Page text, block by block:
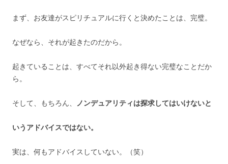
まず、お友達がスピリチュアルに行くと決めたことは、完璧。
なぜなら、それが起きたのだから。
起きていることは、すべてそれ以外起き得ない完璧なことだか
ら。
そして、もちろん、 ノンデュアリティは探求してはいけないと
いうアドバイスではない。
実は、何もアドバイスしていない。（笑）